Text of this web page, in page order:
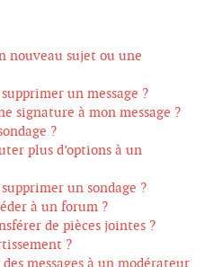
nouveau sujet ou une
un message ?
signature à mon message ?
?
plus d’options à un
un sondage ?
à un forum ?
de pièces jointes ?
?
messages à un modérateur